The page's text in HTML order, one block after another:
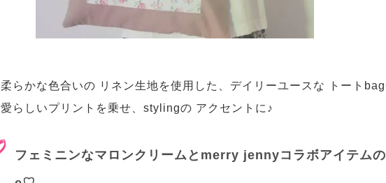
柔らかな色合いの リネン生地を使用した、デイリーユースな トート
愛らしいプリントを乗せ、stylingの アクセントに♪
フェミニンなマロンクリームとmerry jennyコラボアイテム